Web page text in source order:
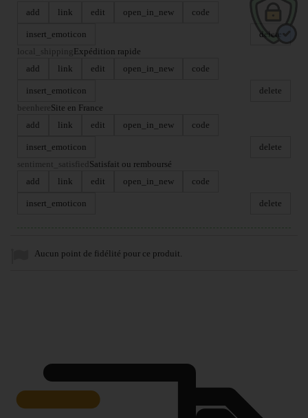
add
link edit open_in_new code
insert_emoticon
delete
local_shipping Expédition rapide
add
link edit open_in_new code
insert_emoticon
delete
beenhereSite en France
add
link edit open_in_new code
insert_emoticon
delete
sentiment_satisfied Satisfait ou remboursé
add
link edit open_in_new code
insert_emoticon delete
Aucun point de fidélité pour ce produit.